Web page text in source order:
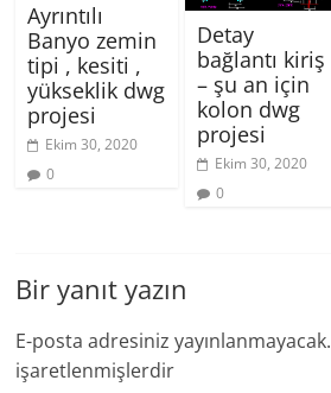
Ayrıntılı
Banyo zemin
tipi , kesiti ,
yükseklik dwg
projesi
Ekim 30, 2020
0
Detay
bağlantı kiriş
– şu an için
kolon dwg
projesi
Ekim 30, 2020
0
Bir yanıt yazın
E-posta adresiniz yayınlanmayacak.
işaretlenmişlerdir